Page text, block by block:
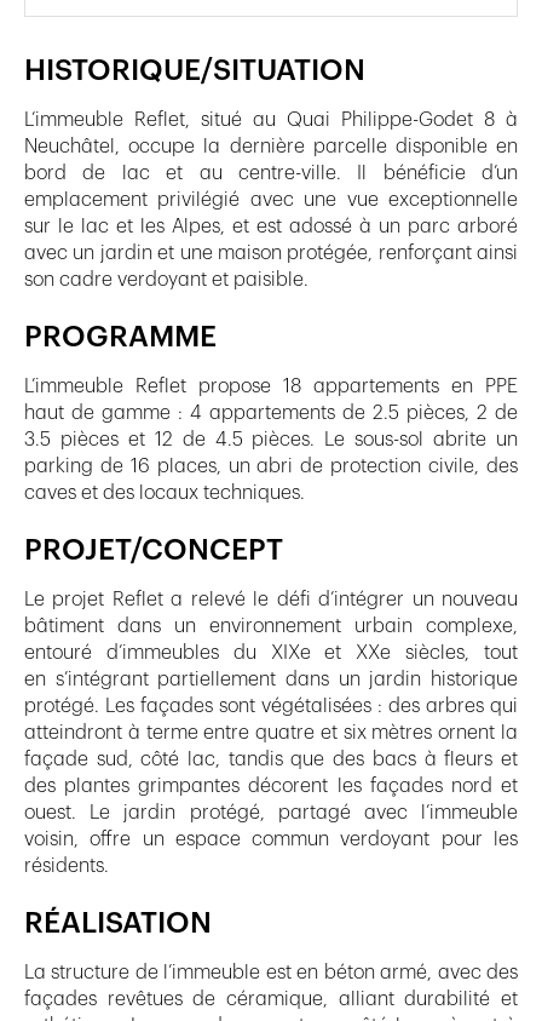
HISTORIQUE/SITUATION
L’immeuble Reflet, situé au Quai Philippe-Godet 8 à
Neuchâtel, occupe la dernière parcelle disponible en
bord de lac et au centre-ville. Il bénéficie d’un
emplacement privilégié avec une vue exceptionnelle
sur le lac et les Alpes, et est adossé à un parc arboré
avec un jardin et une maison protégée, renforçant ainsi
son cadre verdoyant et paisible.
PROGRAMME
L’immeuble Reflet propose 18 appartements en PPE
haut de gamme : 4 appartements de 2.5 pièces, 2 de
3.5 pièces et 12 de 4.5 pièces. Le sous-sol abrite un
parking de 16 places, un abri de protection civile, des
caves et des locaux techniques.
PROJET/CONCEPT
Le projet Reflet a relevé le défi d’intégrer un nouveau
bâtiment dans un environnement urbain complexe,
entouré d’immeubles du XIXe et XXe siècles, tout
en s’intégrant partiellement dans un jardin historique
protégé. Les façades sont végétalisées : des arbres qui
atteindront à terme entre quatre et six mètres ornent la
façade sud, côté lac, tandis que des bacs à fleurs et
des plantes grimpantes décorent les façades nord et
ouest. Le jardin protégé, partagé avec l’immeuble
voisin, offre un espace commun verdoyant pour les
résidents.
RÉALISATION
La structure de l’immeuble est en béton armé, avec des
façades revêtues de céramique, alliant durabilité et